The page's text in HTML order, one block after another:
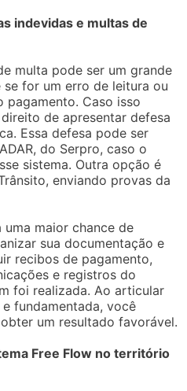
indevidas e multas de
multa pode ser um grande
for um erro de leitura ou
Caso isso
de apresentar defesa
Essa defesa pode ser
do Serpro, caso o
sistema. Outra opção é
enviando provas da
uma maior chance de
sua documentação e
recibos de pagamento,
e registros do
foi realizada. Ao articular
fundamentada, você
um resultado favorável.
Free Flow no território